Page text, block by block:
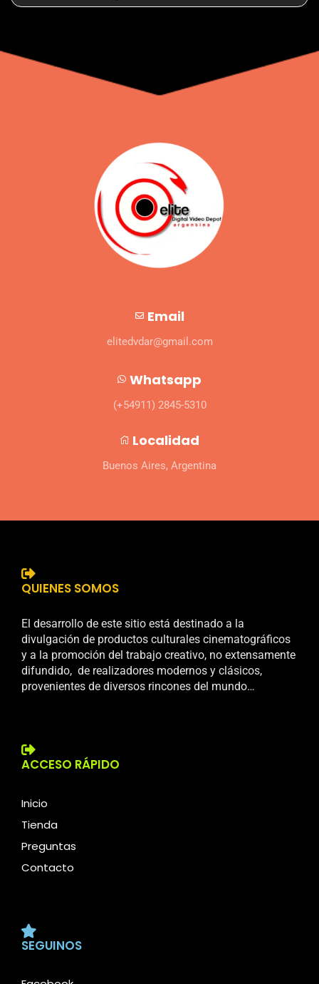
Email
elitedvdar@gmail.com
Whatsapp
(+54911) 2845-5310
Localidad
Buenos Aires, Argentina
QUIENES SOMOS
El desarrollo de este sitio está destinado a la
divulgación de productos culturales cinematográficos
y a la promoción del trabajo creativo, no extensamente
difundido, de realizadores modernos y clásicos,
provenientes de diversos rincones del mundo…
ACCESO RÁPIDO
Inicio
Tienda
Preguntas
Contacto
SEGUINOS